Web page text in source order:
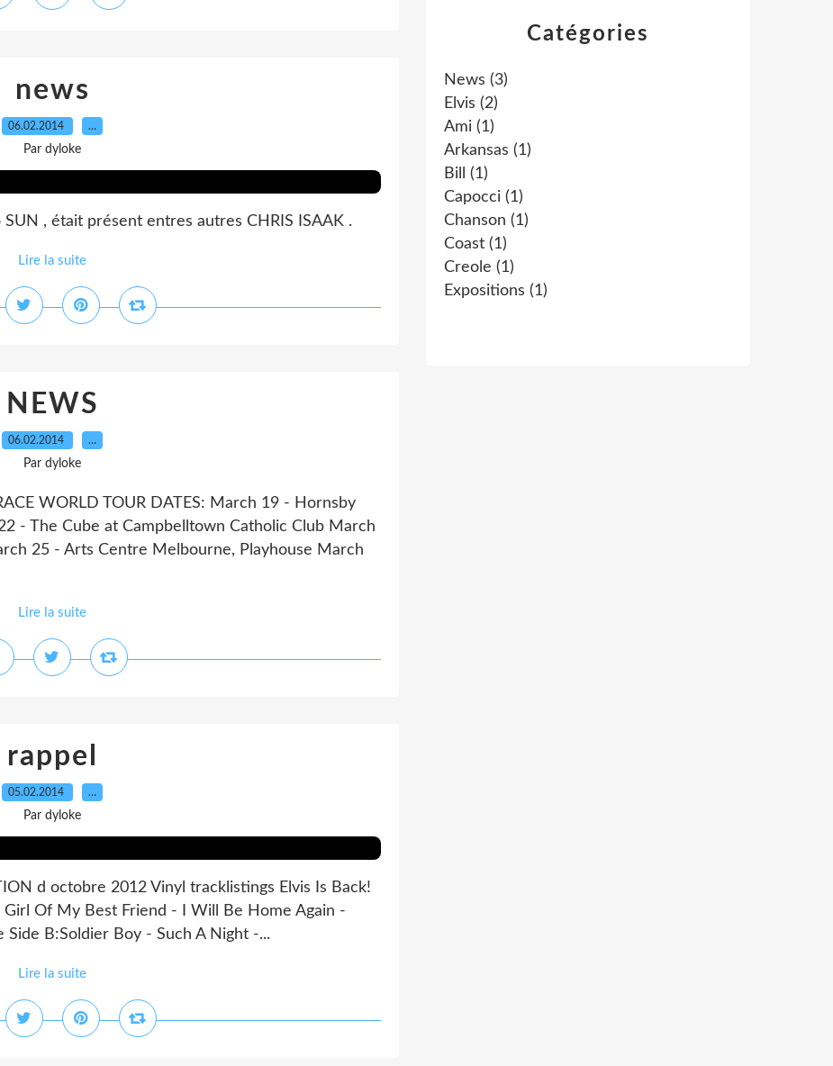
news
06.02.2014 …
Par dyloke
, était présent entres autres CHRIS ISAAK .
Lire la suite
NEWS
06.02.2014 …
Par dyloke
WORLD TOUR DATES: March 19 - Hornsby
- The Cube at Campbelltown Catholic Club March
25 - Arts Centre Melbourne, Playhouse March
Lire la suite
rappel
05.02.2014 …
Par dyloke
d octobre 2012 Vinyl tracklistings Elvis Is Back!
Of My Best Friend - I Will Be Home Again -
B:Soldier Boy - Such A Night -...
Lire la suite
Catégories
News (3)
Elvis (2)
Ami (1)
Arkansas (1)
Bill
(1)
Capocci (1)
Chanson (1)
Coast (1)
Creole (1)
Expositions (1)